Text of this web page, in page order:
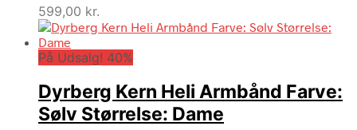
599,00 kr.
På Udsalg! 40%
Dyrberg Kern Heli Armbånd Farve:
Sølv Størrelse: Dame